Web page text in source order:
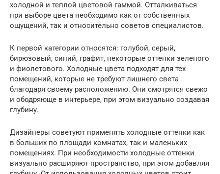
холодной и теплой цветовой гаммой. Отталкиваться
при выборе цвета необходимо как от собственных
ощущений, так и относительно советов специалистов.
К первой категории относятся: голубой, серый,
бирюзовый, синий, графит, некоторые оттенки зеленого
и фиолетового. Холодные цвета подходят для тех
помещений, которые не требуют лишнего света
благодаря своему расположению. Они смотрятся свежо
и ободряюще в интерьере, при этом визуально создавая
глубину.
Дизайнеры советуют применять холодные оттенки как
в больших по площади комнатах, так и маленьких
помещениях. При необходимости холодные оттенки
визуально расширяют пространство, при этом добавляя